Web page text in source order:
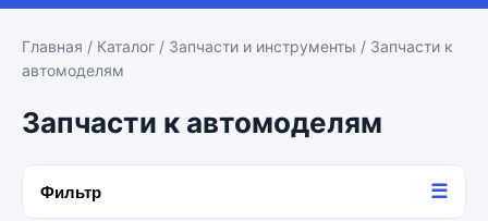
Главная / Каталог / Запчасти и инструменты / Запчасти к
автомоделям
Запчасти к автомоделям
Фильтр ☰